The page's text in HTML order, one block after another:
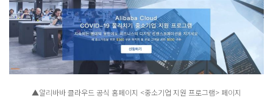
▲알리바바 클라우드 공식 홈페이지 <중소기업 지원 프로그램> 페이지